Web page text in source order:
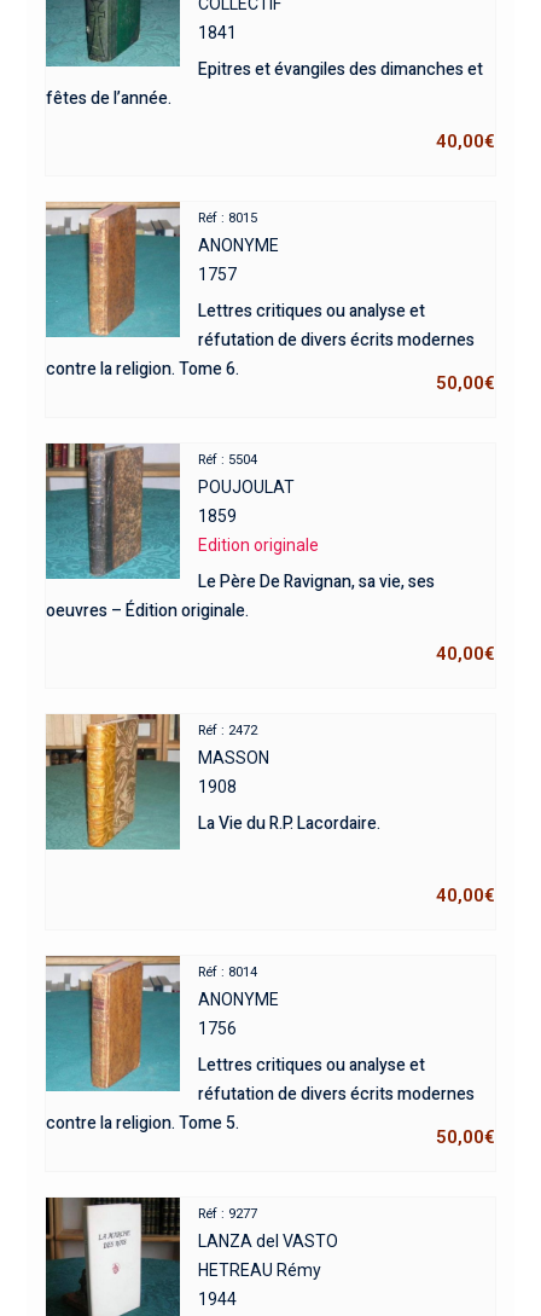
1841
Epitres et évangiles des dimanches et
fêtes de l’année.
40,00€
Réf : 8015
ANONYME
1757
Lettres critiques ou analyse et
réfutation de divers écrits modernes
contre la religion. Tome 6.
50,00€
Réf : 5504
POUJOULAT
1859
Edition originale
Le Père De Ravignan, sa vie, ses
oeuvres – Édition originale.
40,00€
Réf : 2472
MASSON
1908
La Vie du R.P. Lacordaire.
40,00€
Réf : 8014
ANONYME
1756
Lettres critiques ou analyse et
réfutation de divers écrits modernes
contre la religion. Tome 5.
50,00€
Réf : 9277
LANZA del VASTO
HETREAU Rémy
1944